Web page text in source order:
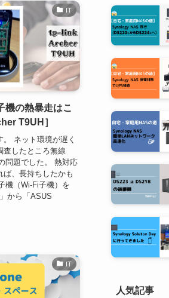
IT
機の熱暴走はこ
T9UH］
ネット環境が遅く
査したところ無線
問題でした。 熱対応
ば、長持ちしたかも
機（Wi-Fi子機）を
から「ASUS
IT
人気記事